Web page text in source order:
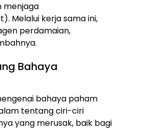
menjaga
Melalui kerja sama ini,
perdamaian,
Bahaya
bahaya paham
tentang ciri-ciri
yang merusak, baik bagi